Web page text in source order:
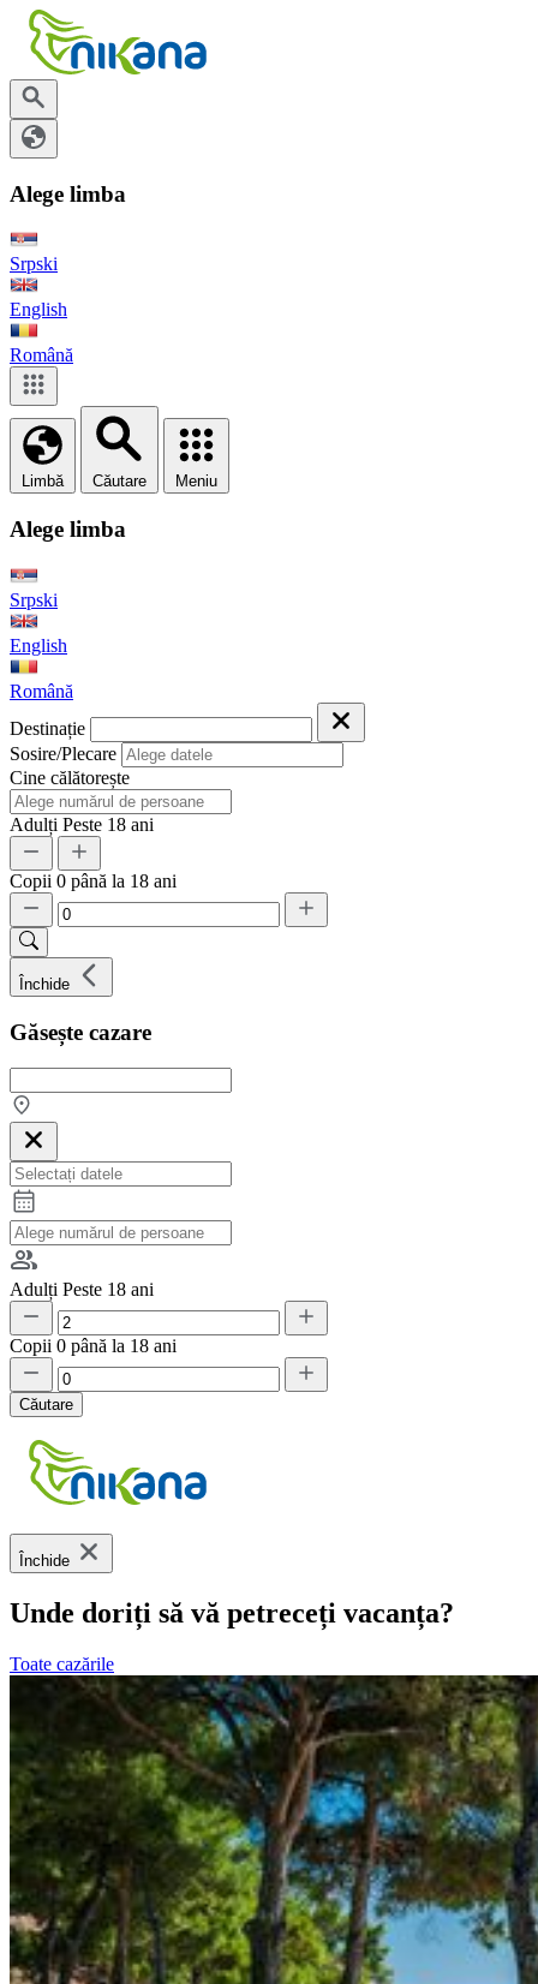
Alege limba
Srpski
English
Română
Limbă Căutare Meniu
Alege limba
Srpski
English
Română
Destinație
Sosire/Plecare
Cine călătorește
Adulți Peste 18 ani
Copii 0 până la 18 ani
Închide
Găsește cazare
Adulți Peste 18 ani
Copii 0 până la 18 ani
Căutare
Închide
Unde doriți să vă petreceți vacanța?
Toate cazările